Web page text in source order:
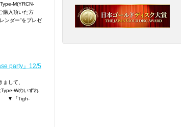
M(YRCN-
購入頂いた方
ンダー”をプレゼ
party』12/5
して、
Wのいずれ
。 ▼『Tigh-